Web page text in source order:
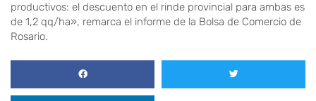
productivos: el descuento en el rinde provincial para ambas es
de 1,2 qq/ha», remarca el informe de la Bolsa de Comercio de
Rosario.